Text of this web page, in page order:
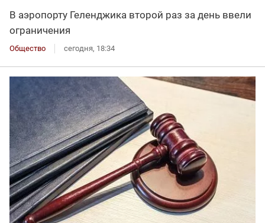
В аэропорту Геленджика второй раз за день ввели
ограничения
Общество сегодня, 18:34